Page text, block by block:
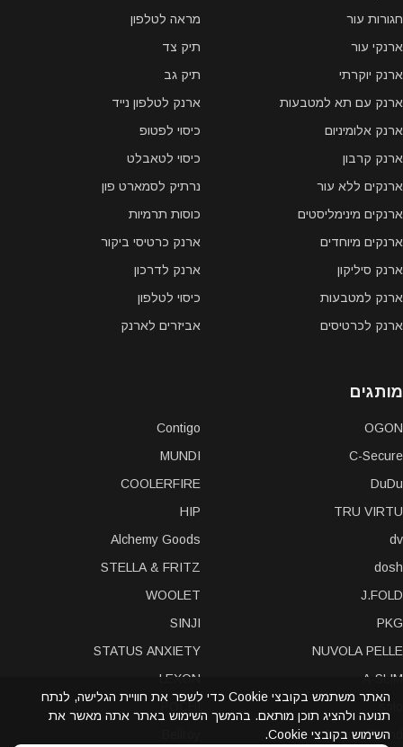
חגורות עור
ארנקי עור
ארנק יוקרתי
ארנק עם תא למטבעות
ארנק אלומיניום
ארנק קרבון
ארנקים ללא עור
ארנקים מינימליסטים
ארנקים מיוחדים
ארנק סיליקון
ארנק למטבעות
ארנק לכרטיסים
מראה לטלפון
תיק צד
תיק גב
ארנק לטלפון נייד
כיסוי לפטופ
כיסוי לטאבלט
נרתיק לסמארט פון
כוסות תרמיות
ארנק כרטיסי ביקור
ארנק לדרכון
כיסוי לטלפון
אביזרים לארנק
מותגים
OGON
C-Secure
DuDu
TRU VIRTU
dv
dosh
J.FOLD
PKG
NUVOLA PELLE
A-SLIM
Stewart/Stand
Contigo
MUNDI
COOLERFIRE
HIP
Alchemy Goods
STELLA & FRITZ
WOOLET
SINJI
STATUS ANXIETY
LEXON
POCHI
האתר משתמש בקובצי Cookie כדי לשפר את חוויית הגלישה, לנתח
תנועה ולהציג תוכן מותאם. בהמשך השימוש באתר אתה מאשר את
השימוש בקובצי Cookie.